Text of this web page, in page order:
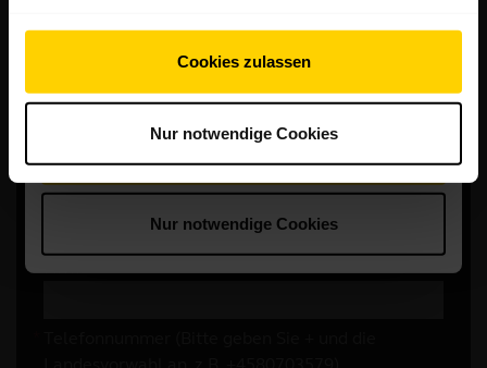
Cookies zulassen
Nur notwendige Cookies